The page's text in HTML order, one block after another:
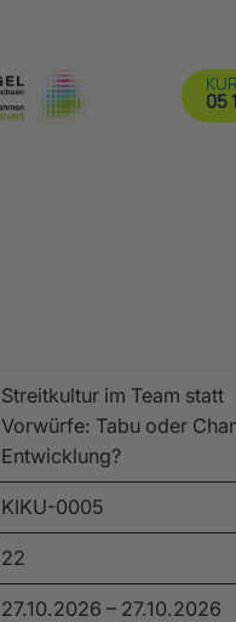
05
Streitkultur im Team statt
Vorwürfe: Tabu oder
Entwicklung?
KIKU-0005
22
27.10.2026 – 27.10.2026